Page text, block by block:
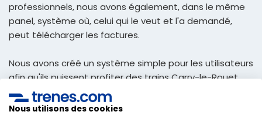
professionnels, nous avons également, dans le même
panel, système où, celui qui le veut et l'a demandé,
peut télécharger les factures.
Nous avons créé un système simple pour les utilisateurs
afin qu'ils puissent profiter des trains Carry-le-Rouet
pour Carry-le-Rouet au meilleur prix et recevoir dans
votre e-mail afin de pouvoir imprimer, et avec eux,
Nous utilisons des cookies